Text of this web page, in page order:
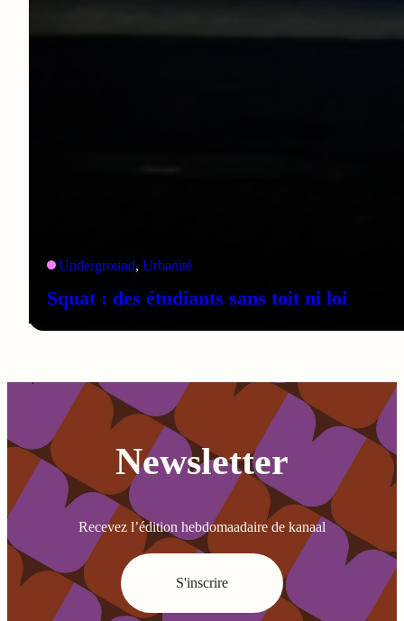
Underground, Urbanité
Squat : des étudiants sans toit ni loi
Newsletter
Recevez l’édition hebdomaadaire de kanaal
S'inscrire